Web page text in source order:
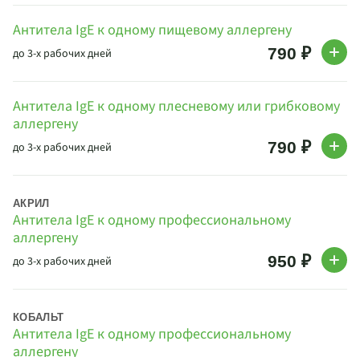
Антитела IgE к одному пищевому аллергену
до 3-х рабочих дней 790 ₽
Антитела IgE к одному плесневому или грибковому
аллергену
до 3-х рабочих дней 790 ₽
Антитела IgE к одному профессиональному
аллергену
АКРИЛ
до 3-х рабочих дней 950 ₽
Антитела IgE к одному профессиональному
аллергену
КОБАЛЬТ